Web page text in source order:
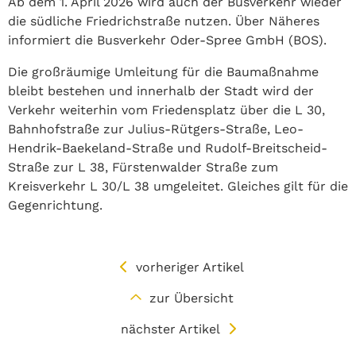
die südliche Friedrichstraße nutzen. Über Näheres
informiert die Busverkehr Oder-Spree GmbH (BOS).
Die großräumige Umleitung für die Baumaßnahme
bleibt bestehen und innerhalb der Stadt wird der
Verkehr weiterhin vom Friedensplatz über die L 30,
Bahnhofstraße zur Julius-Rütgers-Straße, Leo-
Hendrik-Baekeland-Straße und Rudolf-Breitscheid-
Straße zur L 38, Fürstenwalder Straße zum
Kreisverkehr L 30/L 38 umgeleitet. Gleiches gilt für die
Gegenrichtung.
vorheriger Artikel
zur Übersicht
nächster Artikel